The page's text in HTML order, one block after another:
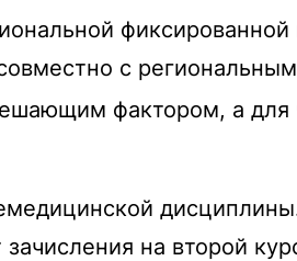
с
фактором, а для
на второй